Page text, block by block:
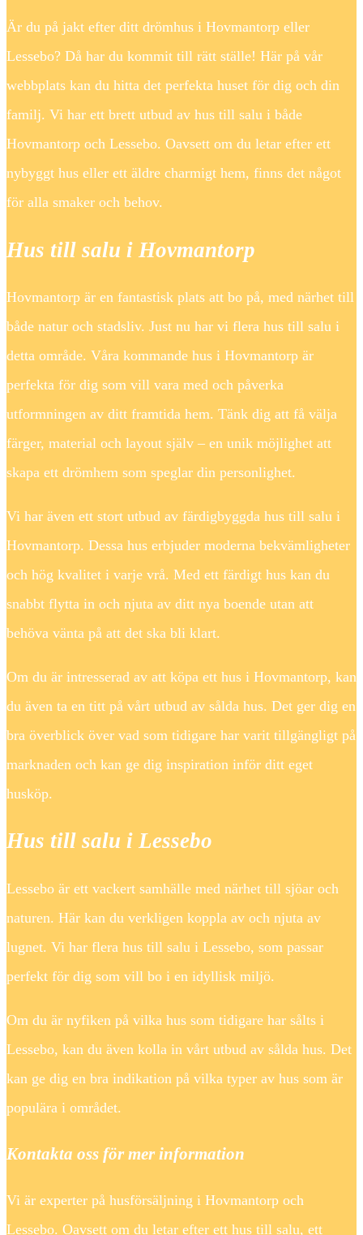
Är du på jakt efter ditt drömhus i Hovmantorp eller
Lessebo? Då har du kommit till rätt ställe! Här på vår
webbplats kan du hitta det perfekta huset för dig och din
familj. Vi har ett brett utbud av hus till salu i både
Hovmantorp och Lessebo. Oavsett om du letar efter ett
nybyggt hus eller ett äldre charmigt hem, finns det något
för alla smaker och behov.
Hus till salu i Hovmantorp
Hovmantorp är en fantastisk plats att bo på, med närhet till
både natur och stadsliv. Just nu har vi flera hus till salu i
detta område. Våra kommande hus i Hovmantorp är
perfekta för dig som vill vara med och påverka
utformningen av ditt framtida hem. Tänk dig att få välja
färger, material och layout själv – en unik möjlighet att
skapa ett drömhem som speglar din personlighet.
Vi har även ett stort utbud av färdigbyggda hus till salu i
Hovmantorp. Dessa hus erbjuder moderna bekvämligheter
och hög kvalitet i varje vrå. Med ett färdigt hus kan du
snabbt flytta in och njuta av ditt nya boende utan att
behöva vänta på att det ska bli klart.
Om du är intresserad av att köpa ett hus i Hovmantorp, kan
du även ta en titt på vårt utbud av sålda hus. Det ger dig en
bra överblick över vad som tidigare har varit tillgängligt på
marknaden och kan ge dig inspiration inför ditt eget
husköp.
Hus till salu i Lessebo
Lessebo är ett vackert samhälle med närhet till sjöar och
naturen. Här kan du verkligen koppla av och njuta av
lugnet. Vi har flera hus till salu i Lessebo, som passar
perfekt för dig som vill bo i en idyllisk miljö.
Om du är nyfiken på vilka hus som tidigare har sålts i
Lessebo, kan du även kolla in vårt utbud av sålda hus. Det
kan ge dig en bra indikation på vilka typer av hus som är
populära i området.
Kontakta oss för mer information
Vi är experter på husförsäljning i Hovmantorp och
Lessebo. Oavsett om du letar efter ett hus till salu, ett